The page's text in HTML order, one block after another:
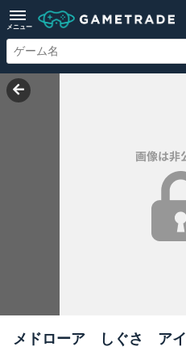
メニュー
メドローア しぐさ アイ